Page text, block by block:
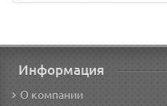
Информация
О компании